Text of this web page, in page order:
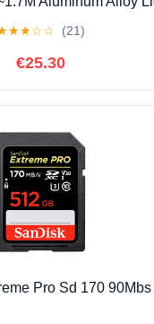
★★☆☆ (21)
€25.30
Pro Sd 170 90Mbs